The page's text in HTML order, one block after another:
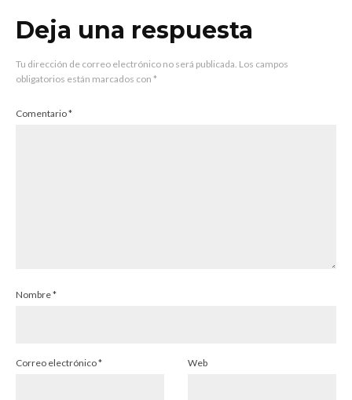
Deja una respuesta
Tu dirección de correo electrónico no será publicada. Los campos
obligatorios están marcados con *
Comentario*
Nombre*
Correo electrónico* Web